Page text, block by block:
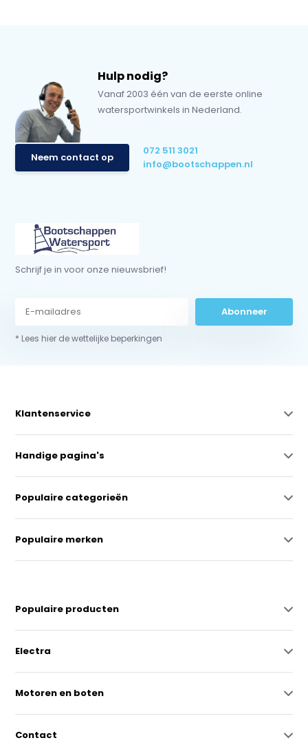
Hulp nodig?
Vanaf 2003 één van de eerste online
watersportwinkels in Nederland.
Neem contact op
072 511 3021
info@bootschappen.nl
Schrijf je in voor onze nieuwsbrief!
Abonneer
* Lees hier de wettelijke beperkingen
Klantenservice
Handige pagina's
Populaire categorieën
Populaire merken
Populaire producten
Electra
Motoren en boten
Contact